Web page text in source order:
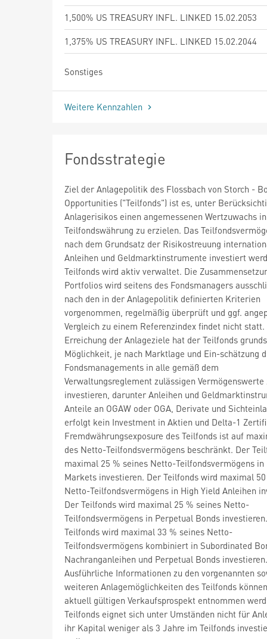
1,500% US TREASURY INFL. LINKED 15.02.2053
1,375% US TREASURY INFL. LINKED 15.02.2044
Sonstiges
Weitere Kennzahlen
Fondsstrategie
Ziel der Anlagepolitik des Flossbach von Storch -
Opportunities ("Teilfonds") ist es, unter
Anlagerisikos einen angemessenen Wertzuwachs
Teilfondswährung zu erzielen. Das
nach dem Grundsatz der Risikostreuung
Anleihen und Geldmarktinstrumente investiert
Teilfonds wird aktiv verwaltet. Die
Portfolios wird seitens des Fondsmanagers
nach den in der Anlagepolitik definierten Kriterien
vorgenommen, regelmäßig überprüft und ggf.
Vergleich zu einem Referenzindex findet nicht statt.
Erreichung der Anlageziele hat der Teilfonds
Möglichkeit, je nach Marktlage und Ein-schätzung
Fondsmanagements in alle gemäß dem
Verwaltungsreglement zulässigen Vermögenswerte
investieren, darunter Anleihen und
Anteile an OGAW oder OGA, Derivate und
erfolgt kein Investment in Aktien und Delta-1
Fremdwährungsexposure des Teilfonds ist auf
des Netto-Teilfondsvermögens beschränkt. Der
maximal 25 % seines Netto-Teilfondsvermögens in
Markets investieren. Der Teilfonds wird maximal
Netto-Teilfondsvermögens in High Yield Anleihen
Der Teilfonds wird maximal 25 % seines Netto-
Teilfondsvermögens in Perpetual Bonds
Teilfonds wird maximal 33 % seines Netto-
Teilfondsvermögens kombiniert in Subordinated
Nachranganleihen und Perpetual Bonds investieren.
Ausführliche Informationen zu den vorgenannten
weiteren Anlagemöglichkeiten des Teilfonds
aktuell gültigen Verkaufsprospekt entnommen
Teilfonds eignet sich unter Umständen nicht für
ihr Kapital weniger als 3 Jahre im Teilfonds